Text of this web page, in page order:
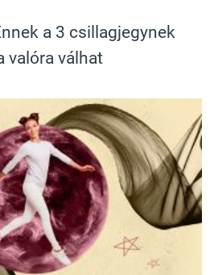
a 3 csillagjegynek
valóra válhat